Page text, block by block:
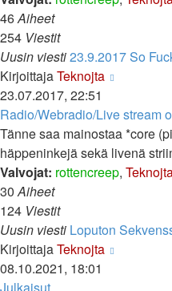
46Aiheet
254 Viestit
Uusin viesti23.9.2017 So
KirjoittajaTeknojta
viesti
23.07.2017, 22:51
Radio/Webradio/Live stream
Tänne saa mainostaa *core
häppeninkejä sekä livenä
Valvojat: rottencreep,
30Aiheet
124 Viestit
Uusin viesti Loputon
KirjoittajaTeknojta
08.10.2021, 18:01